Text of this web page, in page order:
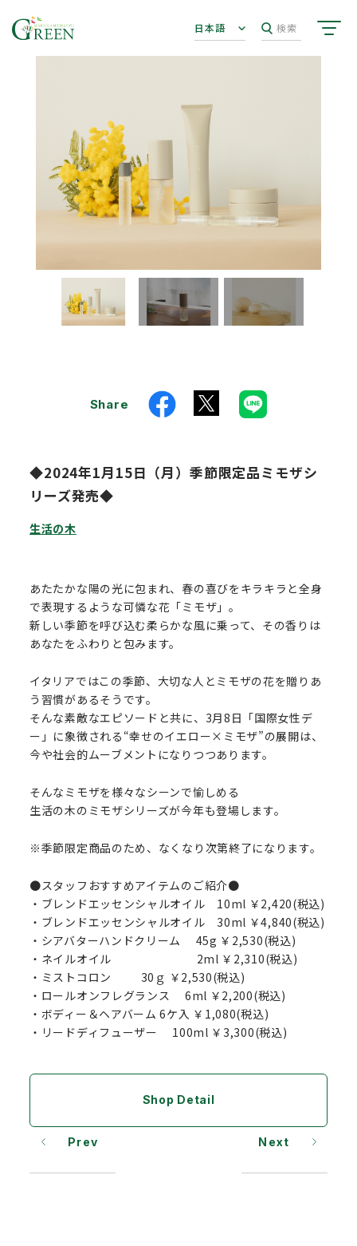
日本語 検索
Share
◆2024年1月15日（月）季節限定品ミモザシ
リーズ発売◆
生活の木
あたたかな陽の光に包まれ、春の喜びをキラキラと全身
で表現するような可憐な花「ミモザ」。
新しい季節を呼び込む柔らかな風に乗って、その香りは
あなたをふわりと包みます。
イタリアではこの季節、大切な人とミモザの花を贈りあ
う習慣があるそうです。
そんな素敵なエピソードと共に、3月8日「国際女性デ
ー」に象徴される“幸せのイエロー×ミモザ”の展開は、
今や社会的ムーブメントになりつつあります。
そんなミモザを様々なシーンで愉しめる
生活の木のミモザシリーズが今年も登場します。
※季節限定商品のため、なくなり次第終了になります。
●スタッフおすすめアイテムのご紹介●
・ブレンドエッセンシャルオイル 10ml ￥2,420(税込)
・ブレンドエッセンシャルオイル 30ml ￥4,840(税込)
・シアバターハンドクリーム 45g ￥2,530(税込)
・ネイルオイル 2ml ￥2,310(税込)
・ミストコロン 30ｇ ￥2,530(税込)
・ロールオンフレグランス 6ml ￥2,200(税込)
・ボディー＆ヘアバーム 6ケ入 ￥1,080(税込)
・リードディフューザー 100ml ￥3,300(税込)
Shop Detail
Prev Next